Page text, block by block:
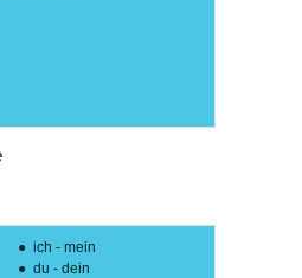
ich - mein
du - dein